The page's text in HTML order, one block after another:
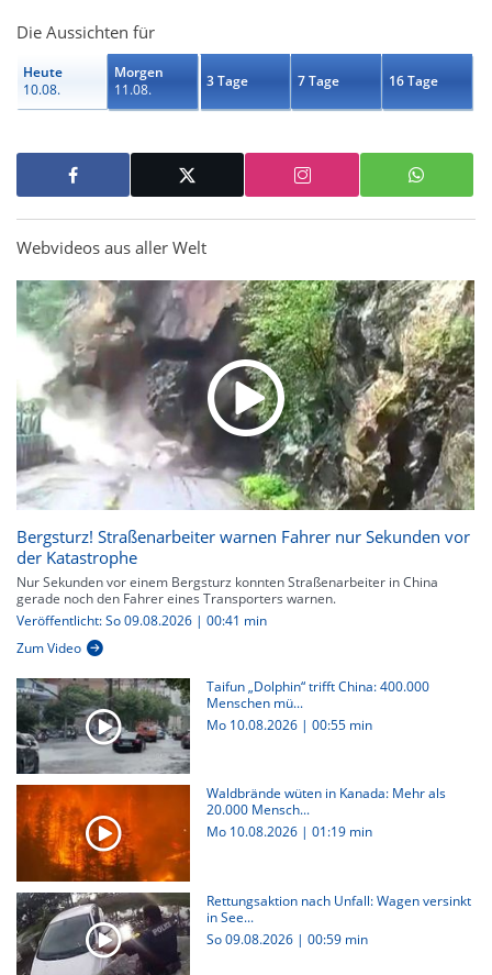
Die Aussichten für
Heute
10.08.
Morgen
11.08.
3 Tage 7 Tage 16 Tage
Webvideos aus aller Welt
Bergsturz! Straßenarbeiter warnen Fahrer nur Sekunden vor
der Katastrophe
Nur Sekunden vor einem Bergsturz konnten Straßenarbeiter in China
gerade noch den Fahrer eines Transporters warnen.
Veröffentlicht: So 09.08.2026 | 00:41 min
Zum Video
Taifun „Dolphin“ trifft China: 400.000
Menschen mü...
Mo 10.08.2026 | 00:55 min
Waldbrände wüten in Kanada: Mehr als
20.000 Mensch...
Mo 10.08.2026 | 01:19 min
Rettungsaktion nach Unfall: Wagen versinkt
in See...
So 09.08.2026 | 00:59 min